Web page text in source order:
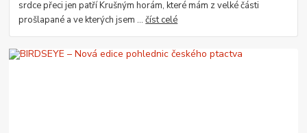
srdce přeci jen patří Krušným horám, které mám z velké části
prošlapané a ve kterých jsem ...číst celé